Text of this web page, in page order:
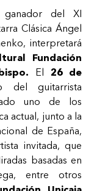
del XI
ClásicaÁngel
interpretará
Fundación
El 26 de
guitarrista
uno de los
actual, junto a la
de España,
invitada, que
basadas en
entre otros